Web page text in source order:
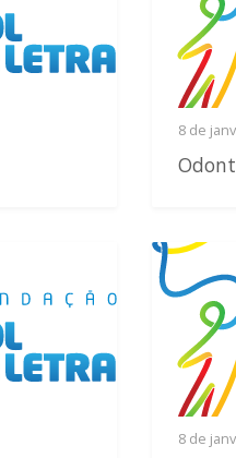
8 de
8 de